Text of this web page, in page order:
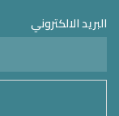
البريد الالكتروني